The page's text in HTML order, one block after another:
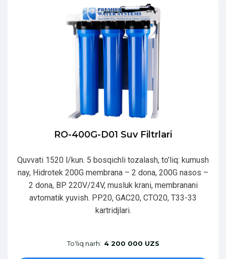
RO-400G-D01 Suv Filtrlari
Quvvati 1520 l/kun. 5 bosqichli tozalash, to’liq: kumush
nay, Hidrotek 200G membrana – 2 dona, 200G nasos –
2 dona, BP 220V/24V, musluk krani, membranani
avtomatik yuvish. PP20, GAC20, CTO20, T33-33
kartridjlari.
To'liq narh: 4 200 000 UZS